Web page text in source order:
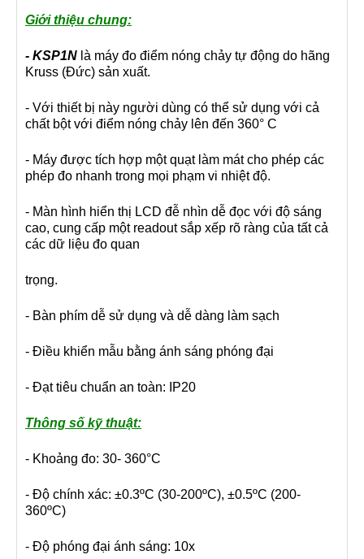
Giới thiệu chung:
- KSP1N là máy đo điểm nóng chảy tự động do hãng
Kruss (Đức) sản xuất.
- Với thiết bị này người dùng có thể sử dụng với cả
chất bột với điểm nóng chảy lên đến 360° C
- Máy được tích hợp một quạt làm mát cho phép các
phép đo nhanh trong mọi phạm vi nhiệt độ.
- Màn hình hiển thị LCD đễ nhìn dễ đọc với độ sáng
cao, cung cấp một readout sắp xếp rõ ràng của tất cả
các dữ liệu đo quan
trọng.
- Bàn phím dễ sử dụng và dễ dàng làm sạch
- Điều khiển mẫu bằng ánh sáng phóng đại
- Đạt tiêu chuẩn an toàn: IP20
Thông số kỹ thuật:
- Khoảng đo: 30- 360°C
- Độ chính xác: ±0.3ºC (30-200ºC), ±0.5ºC (200-
360ºC)
- Độ phóng đại ánh sáng: 10x